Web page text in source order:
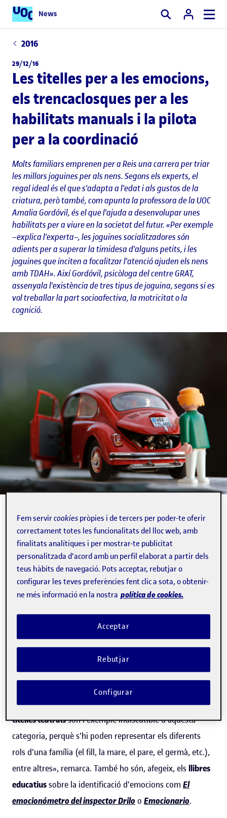
News Cercar
2016
29/12/16
Les titelles per a les emocions,
els trencaclosques per a les
habilitats manuals i la pilota
per a la coordinació
Molts familiars emprenen per a Reis una carrera per triar
les millors joguines per als nens. Segons els experts, el
regal ideal és el que s'adapta a l'edat i als gustos de la
criatura, però també, com apunta la professora de la UOC
Amalia Gordóvil, és el que l'ajuda a desenvolupar unes
habilitats per a viure en la societat del futur. «Per exemple
–explica l'experta–, les joguines socialitzadores són
adients per a superar la timidesa d'alguns petits, i les
joguines que inciten a focalitzar l'atenció ajuden els nens
amb TDAH». Així Gordóvil, psicòloga del centre GRAT,
assenyala l'existència de tres tipus de joguina, segons si es
vol treballar la part socioafectiva, la motricitat o la
cognició.
bàsiques dels nens.
Foto: Steinar La Engeland
Anna Sánchez-Juárez Pradal
Per a la professora, els jocs decaràcter socioafectiu, com
ara els típics en què es posen en interacció diferents rols
socials, són imprescindibles perquè permeten exercitar
capacitats tan fonamentals «com una bona salut mental,
la identificació d'emocions i l'empatia». «Elsninotso
titelles teatralssón l'exemple indiscutible d'aquesta
categoria, perquè s'hi poden representar els diferents
rols d'una família (el fill, la mare, el pare, el germà, etc.),
entre altres», remarca. També ho són, afegeix, els llibres
educatiussobre la identificació d'emocions com El
emocionómetro del inspector Drilo o Emocionario.
Fem servircookies pròpies i de tercers per poder-te oferir
correctament totes les funcionalitats del lloc web, amb
finalitats analítiques i per mostrar-te publicitat
personalitzada d'acord amb un perfil elaborat a partir dels
teus hàbits de navegació. Pots acceptar, rebutjar o
configurar les teves preferències fent clic a sota, o obtenir-
ne més informació en la nostra política de cookies.
Rebutjar
Acceptar
Configurar